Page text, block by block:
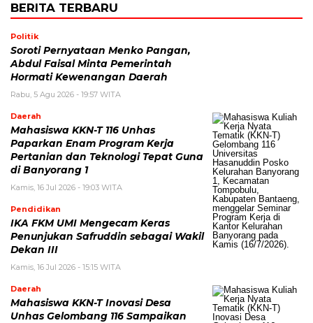
BERITA TERBARU
Politik
Soroti Pernyataan Menko Pangan,
Abdul Faisal Minta Pemerintah
Hormati Kewenangan Daerah
Rabu, 5 Agu 2026 - 19:57 WITA
Daerah
Mahasiswa KKN-T 116 Unhas
Paparkan Enam Program Kerja
Pertanian dan Teknologi Tepat Guna
di Banyorang 1
Kamis, 16 Jul 2026 - 19:03 WITA
Pendidikan
IKA FKM UMI Mengecam Keras
Penunjukan Safruddin sebagai Wakil
Dekan III
Kamis, 16 Jul 2026 - 15:15 WITA
Daerah
Mahasiswa KKN-T Inovasi Desa
Unhas Gelombang 116 Sampaikan